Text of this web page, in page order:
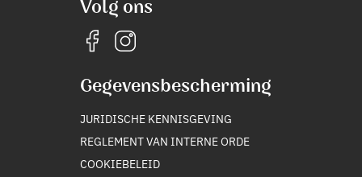
Volg ons
Gegevensbescherming
JURIDISCHE KENNISGEVING
REGLEMENT VAN INTERNE ORDE
COOKIEBELEID